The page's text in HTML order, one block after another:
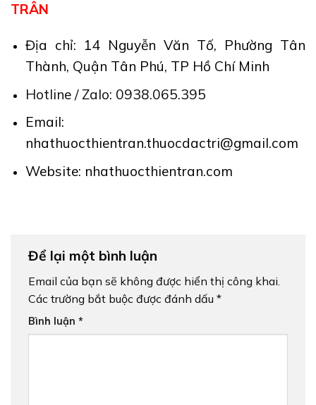
TRÂN
Địa chỉ: 14 Nguyễn Văn Tố, Phường Tân
Thành, Quận Tân Phú, TP Hồ Chí Minh
Hotline / Zalo: 0938.065.395
Email:
nhathuocthientran.thuocdactri@gmail.com
Website: nhathuocthientran.com
Để lại một bình luận
Email của bạn sẽ không được hiển thị công khai.
Các trường bắt buộc được đánh dấu *
Bình luận *